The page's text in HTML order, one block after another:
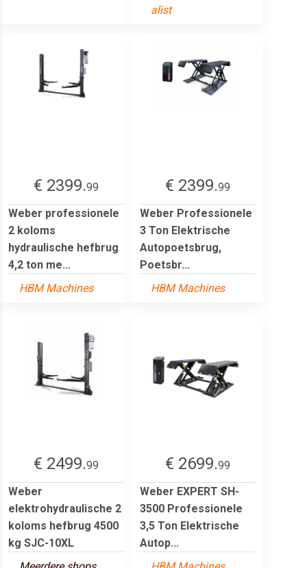
alist
€ 2399.99
Weber professionele
2 koloms
hydraulische hefbrug
4,2 ton me...
HBM Machines
€ 2399.99
Weber Professionele
3 Ton Elektrische
Autopoetsbrug,
Poetsbr...
HBM Machines
€ 2499.99
Weber
elektrohydraulische 2
koloms hefbrug 4500
kg SJC-10XL
€ 2699.99
Weber EXPERT SH-
3500 Professionele
3,5 Ton Elektrische
Autop...